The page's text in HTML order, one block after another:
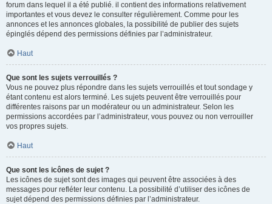
forum dans lequel il a été publié. il contient des informations relativement
importantes et vous devez le consulter régulièrement. Comme pour les
annonces et les annonces globales, la possibilité de publier des sujets
épinglés dépend des permissions définies par l’administrateur.
Haut
Que sont les sujets verrouillés ?
Vous ne pouvez plus répondre dans les sujets verrouillés et tout sondage y
étant contenu est alors terminé. Les sujets peuvent être verrouillés pour
différentes raisons par un modérateur ou un administrateur. Selon les
permissions accordées par l’administrateur, vous pouvez ou non verrouiller
vos propres sujets.
Haut
Que sont les icônes de sujet ?
Les icônes de sujet sont des images qui peuvent être associées à des
messages pour refléter leur contenu. La possibilité d’utiliser des icônes de
sujet dépend des permissions définies par l’administrateur.